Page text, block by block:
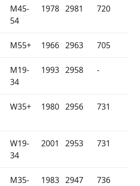
M45-
54
1978 2981 720
M55+ 1966 2963 705
M19-
34
1993 2958 -
W35+ 1980 2956 731
W19-
34
2001 2953 731
M35-
1983 2947 736